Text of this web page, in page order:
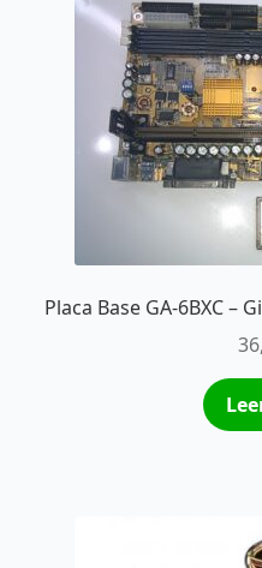
Placa Base GA-6BXC –